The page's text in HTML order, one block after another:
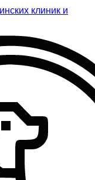
клиник и